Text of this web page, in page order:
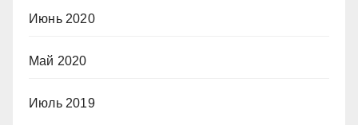
Июнь 2020
Май 2020
Июль 2019